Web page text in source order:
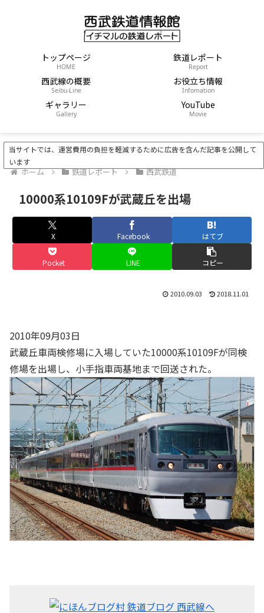
トップページ
HOME
鉄道レポート
Report
西武線の概要
Seibu-Line
お役立ち情報
Infomation
ギャラリー
Gallery
YouTube
Movie
当サイトでは、運営費用の負担を軽減するために広告を含んだ記事を公開して
います
ホーム 鉄道レポート 西武鉄道
10000系10109Fが武蔵丘を出場
X Facebook はてブ
Pocket LINE コピー
2010.09.03 2018.11.01
2010年09月03日
武蔵丘車両検修場に入場していた10000系10109Fが同検
修場を出場し、小手指車両基地まで回送された。